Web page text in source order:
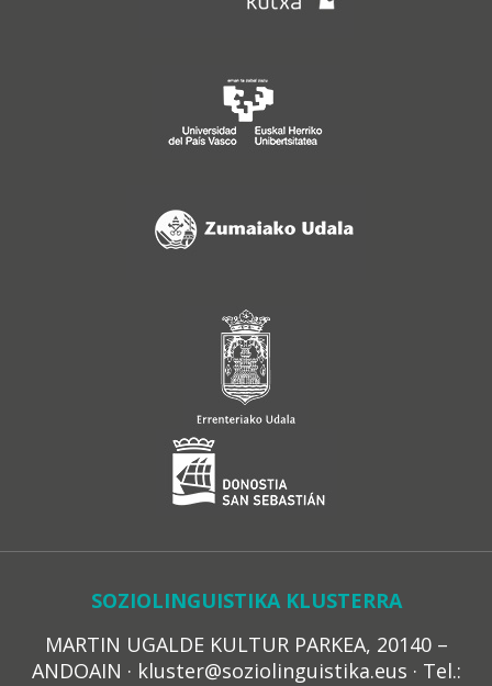
SOZIOLINGUISTIKA KLUSTERRA
MARTIN UGALDE KULTUR PARKEA, 20140 –
ANDOAIN · kluster@soziolinguistika.eus · Tel.: